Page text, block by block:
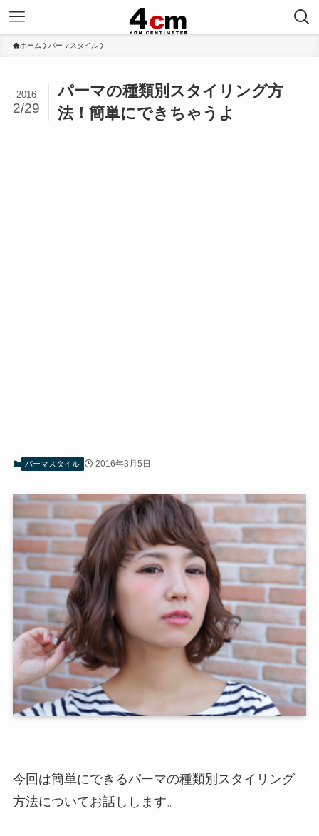
ホーム パーマスタイル
パーマの種類別スタイリング方
法！簡単にできちゃうよ
2016
2/29
パーマスタイル 2016年3月5日
今回は簡単にできるパーマの種類別スタイリング
方法についてお話しします。